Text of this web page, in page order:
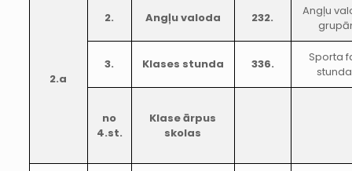
2.a
2. Angļu valoda 232.
Angļu
3. Klases stunda 336.
Sporta
no
4.st.
Klase ārpus
skolas